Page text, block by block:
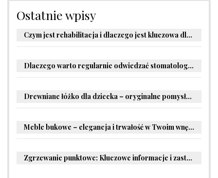
Ostatnie wpisy
Czym jest rehabilitacja i dlaczego jest kluczowa dla powrotu do zdrowia?
Dlaczego warto regularnie odwiedzać stomatologa?
Drewniane łóżko dla dziecka – oryginalne pomysły na aranżację pokoju malucha
Meble bukowe – elegancja i trwałość w Twoim wnętrzu
Zgrzewanie punktowe: Kluczowe informacje i zastosowania w przemyśle